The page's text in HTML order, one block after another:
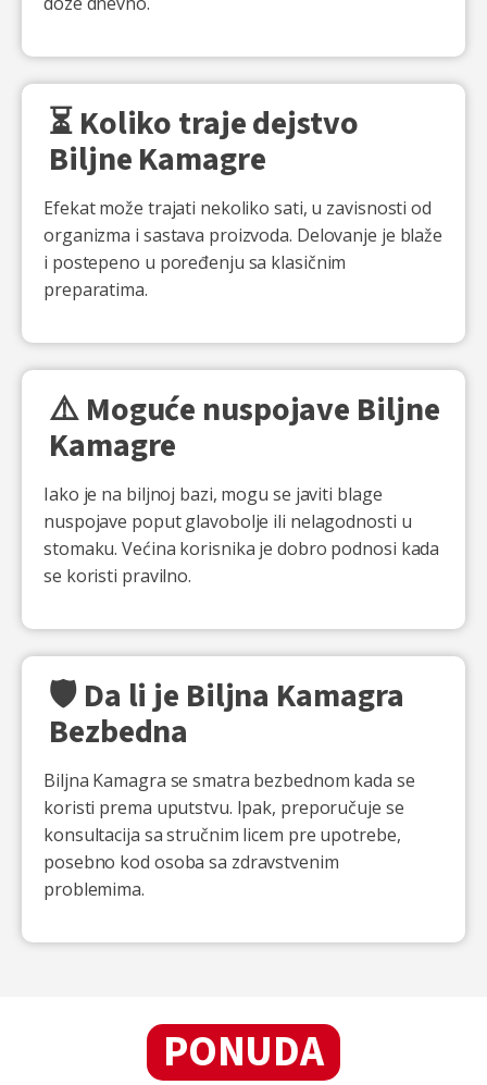
⏳ Koliko traje dejstvo
Biljne Kamagre
Efekat može trajati nekoliko sati, u zavisnosti od
organizma i sastava proizvoda. Delovanje je blaže
i postepeno u poređenju sa klasičnim
preparatima.
⚠️ Moguće nuspojave Biljne
Kamagre
Iako je na biljnoj bazi, mogu se javiti blage
nuspojave poput glavobolje ili nelagodnosti u
stomaku. Većina korisnika je dobro podnosi kada
se koristi pravilno.
🛡️ Da li je Biljna Kamagra
Bezbedna
Biljna Kamagra se smatra bezbednom kada se
koristi prema uputstvu. Ipak, preporučuje se
konsultacija sa stručnim licem pre upotrebe,
posebno kod osoba sa zdravstvenim
problemima.
PONUDA